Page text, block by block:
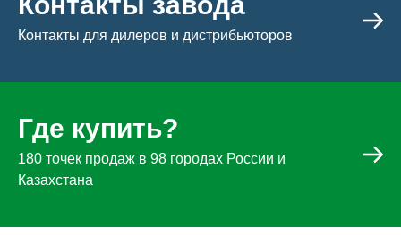
Контакты для дилеров и дистрибьюторов
Где купить?
180 точек продаж в 98 городах России и
Казахстана